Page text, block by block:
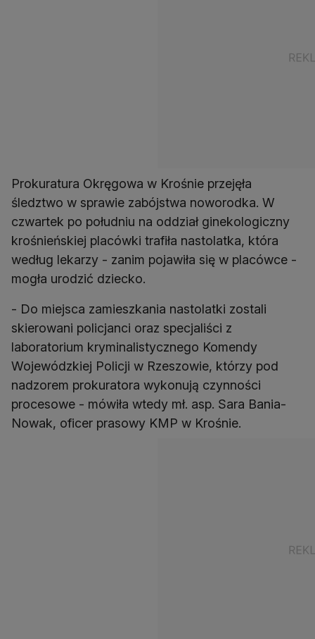
Prokuratura Okręgowa w Krośnie przejęła
śledztwo w sprawie zabójstwa noworodka. W
czwartek po południu na oddział ginekologiczny
krośnieńskiej placówki trafiła nastolatka, która
według lekarzy - zanim pojawiła się w placówce -
mogła urodzić dziecko.
- Do miejsca zamieszkania nastolatki zostali
skierowani policjanci oraz specjaliści z
laboratorium kryminalistycznego Komendy
Wojewódzkiej Policji w Rzeszowie, którzy pod
nadzorem prokuratora wykonują czynności
procesowe - mówiła wtedy mł. asp. Sara Bania-
Nowak, oficer prasowy KMP w Krośnie.